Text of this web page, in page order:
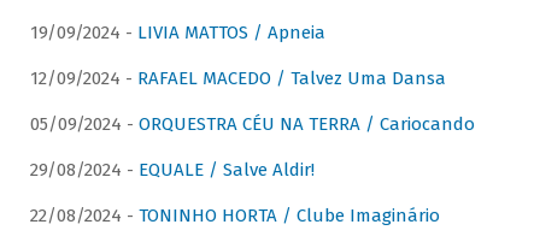
19/09/2024 - LIVIA MATTOS / Apneia
12/09/2024 - RAFAEL MACEDO / Talvez Uma Dansa
05/09/2024 - ORQUESTRA CÉU NA TERRA / Cariocando
29/08/2024 - EQUALE / Salve Aldir!
22/08/2024 - TONINHO HORTA / Clube Imaginário